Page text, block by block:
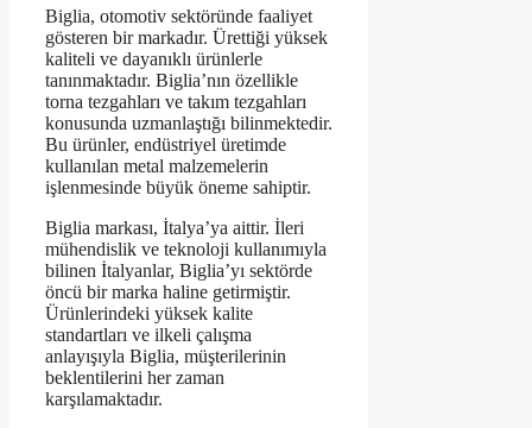
Biglia, otomotiv sektöründe faaliyet
gösteren bir markadır. Ürettiği yüksek
kaliteli ve dayanıklı ürünlerle
tanınmaktadır. Biglia’nın özellikle
torna tezgahları ve takım tezgahları
konusunda uzmanlaştığı bilinmektedir.
Bu ürünler, endüstriyel üretimde
kullanılan metal malzemelerin
işlenmesinde büyük öneme sahiptir.
Biglia markası, İtalya’ya aittir. İleri
mühendislik ve teknoloji kullanımıyla
bilinen İtalyanlar, Biglia’yı sektörde
öncü bir marka haline getirmiştir.
Ürünlerindeki yüksek kalite
standartları ve ilkeli çalışma
anlayışıyla Biglia, müşterilerinin
beklentilerini her zaman
karşılamaktadır.